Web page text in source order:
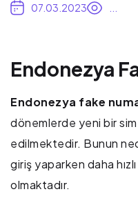
07.03.2023
Endonezya
Endonezya fake
dönemlerde yeni bir
edilmektedir. Bunun
giriş yaparken daha
olmaktadır.